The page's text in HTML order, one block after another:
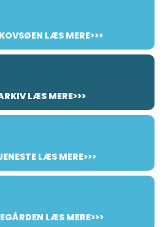
LÆS MERE>>>
LÆS MERE>>>
LÆS MERE>>>
LÆS MERE>>>